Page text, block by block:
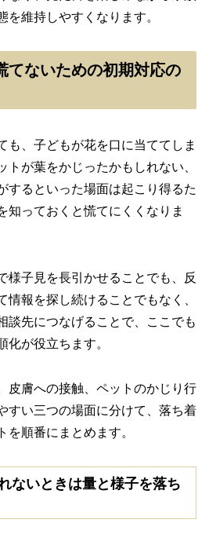
を維持しやすくなります。
てないための初期対応の
も、子どもが花を口に当ててしま
トが葉をかじったかもしれない、
するといった場面は起こり得るた
知っておくと慌てにくくなりま
様子見を長引かせることでも、反
情報を探し続けることでもなく、
談先につなげることで、ここでも
化が役立ちます。
皮膚への接触、ペットのかじり行
すい三つの場面に分けて、落ち着
を順番にまとめます。
ないときは量と様子を落ち